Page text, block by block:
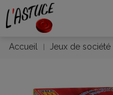
Accueil Jeux de société